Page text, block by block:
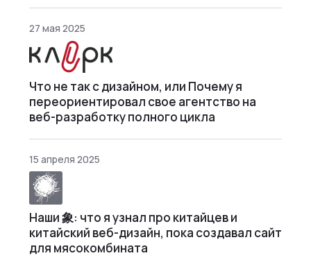
27 мая 2025
Что не так с дизайном, или Почему я
переориентировал свое агентство на
веб-разработку полного цикла
15 апреля 2025
Наши 象: что я узнал про китайцев и
китайский веб-дизайн, пока создавал сайт
для мясокомбината